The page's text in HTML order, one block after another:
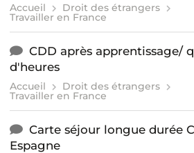
Accueil Droit des étrangers
Travailler en France
CDD après apprentissage/
d'heures
Accueil Droit des étrangers
Travailler en France
Carte séjour longue durée
Espagne